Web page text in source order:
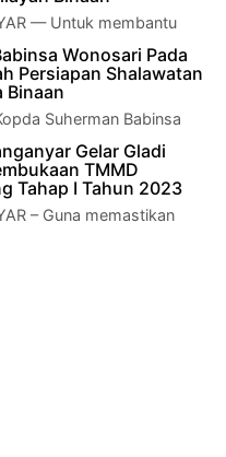
— Untuk membantu
pengajian di wilayah
bersama deng…
Wonosari Pada
Persiapan Shalawatan
Binaan
Suherman Babinsa
Koramil 22 Wonosari Kodim
persiapa…
Gelar Gladi
TMMD
Tahap I Tahun 2023
– Guna memastikan